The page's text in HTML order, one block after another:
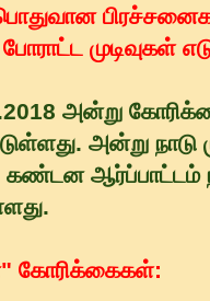
முடிவுகள்
அன்று
அன்று நாடு
கண்டன ஆர்ப்பாட்டம்
கோரிக்கைகள்: